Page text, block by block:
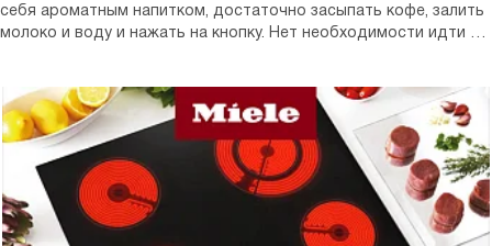
себя ароматным напитком, достаточно засыпать кофе, залить
молоко и воду и нажать на кнопку. Нет необходимости идти в